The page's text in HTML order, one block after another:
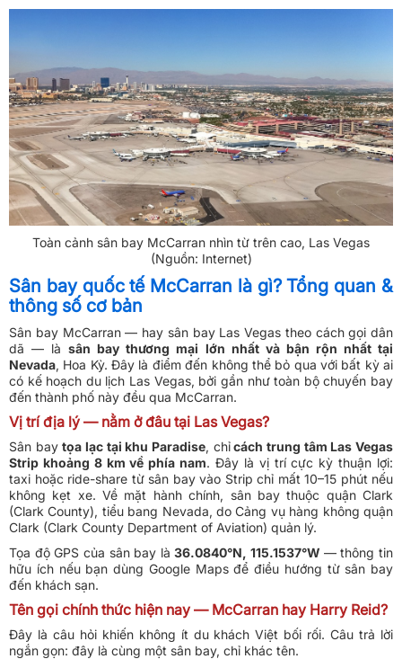
Toàn cảnh sân bay McCarran nhìn từ trên cao, Las Vegas
(Nguồn: Internet)
Sân bay quốc tế McCarran là gì? Tổng quan &
thông số cơ bản
Sân bay McCarran — hay sân bay Las Vegas theo cách gọi dân
dã — làsân bay thương mại lớn nhất và bận rộn nhất tại
Nevada, Hoa Kỳ. Đây là điểm đến không thể bỏ qua với bất kỳ ai
có kế hoạch du lịch Las Vegas, bởi gần như toàn bộ chuyến bay
đến thành phố này đều qua McCarran.
Vị trí địa lý — nằm ở đâu tại Las Vegas?
Sân baytọa lạc tại khu Paradise, chỉcách trung tâm Las Vegas
Strip khoảng 8 km về phía nam. Đây là vị trí cực kỳ thuận lợi:
taxi hoặc ride-share từ sân bay vào Strip chỉ mất 10–15 phút nếu
không kẹt xe. Về mặt hành chính, sân bay thuộc quận Clark
(Clark County), tiểu bang Nevada, do Cảng vụ hàng không quận
Clark (Clark County Department of Aviation) quản lý.
Tọa độ GPS của sân bay là36.0840°N, 115.1537°W — thông tin
hữu ích nếu bạn dùng Google Maps để điều hướng từ sân bay
đến khách sạn.
Tên gọi chính thức hiện nay — McCarran hay Harry Reid?
Đây là câu hỏi khiến không ít du khách Việt bối rối. Câu trả lời
ngắn gọn: đây là cùng một sân bay, chỉ khác tên.